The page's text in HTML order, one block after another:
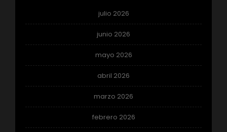
julio 2026
junio 2026
mayo 2026
abril 2026
marzo 2026
febrero 2026